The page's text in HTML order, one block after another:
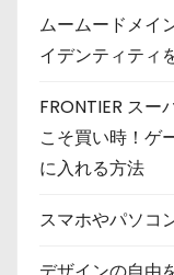
ムームードメイ
イデンティティ
FRONTIER ス
こそ買い時！ゲ
に入れる方法
スマホやパソ